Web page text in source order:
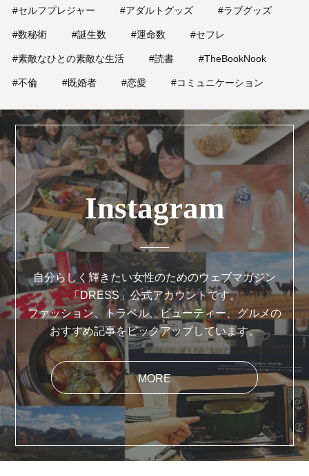
#セルフプレジャー #アダルトグッズ #ラブグッズ
#数秘術 #誕生数 #運命数 #セフレ
#素敵なひとの素敵な生活 #読書 #TheBookNook
#不倫 #既婚者 #恋愛 #コミュニケーション
Instagram
自分らしく輝きたい女性のためのウェブマガジン
「DRESS」公式アカウントです。
ファッション、トラベル、ビューティー、グルメの
おすすめ記事をピックアップしています。
MORE